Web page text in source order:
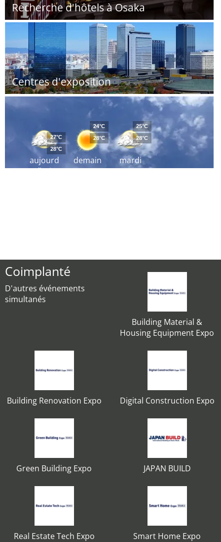
Recherche d'hôtels à Osaka
Centres d'exposition
aujourd
´hui
27°C
28°C
demain
24°C
28°C
mardi
25°C
28°C
Coimplanté
D'autres événements
simultanés
Building Material &
Housing Equipment Expo
Building Renovation Expo Digital Construction Expo
Green Building Expo JAPAN BUILD
Real Estate Tech Expo Smart Home Expo